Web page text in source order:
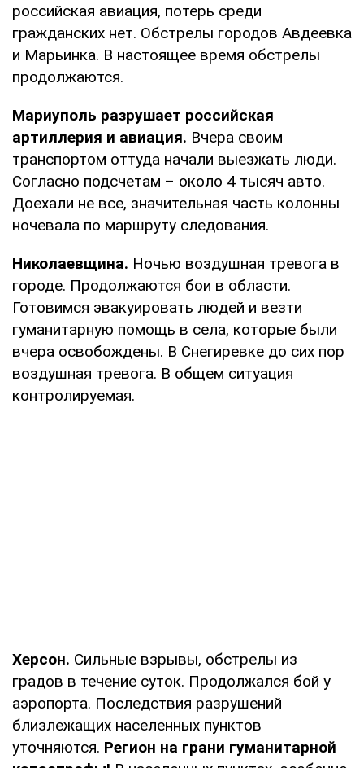
российская авиация, потерь среди
гражданских нет. Обстрелы городов Авдеевка
и Марьинка. В настоящее время обстрелы
продолжаются.
Мариуполь разрушает российская
артиллерия и авиация. Вчера своим
транспортом оттуда начали выезжать люди.
Согласно подсчетам – около 4 тысяч авто.
Доехали не все, значительная часть колонны
ночевала по маршруту следования.
Николаевщина. Ночью воздушная тревога в
городе. Продолжаются бои в области.
Готовимся эвакуировать людей и везти
гуманитарную помощь в села, которые были
вчера освобождены. В Снегиревке до сих пор
воздушная тревога. В общем ситуация
контролируемая.
Херсон. Сильные взрывы, обстрелы из
градов в течение суток. Продолжался бой у
аэропорта. Последствия разрушений
близлежащих населенных пунктов
уточняются. Регион на грани гуманитарной